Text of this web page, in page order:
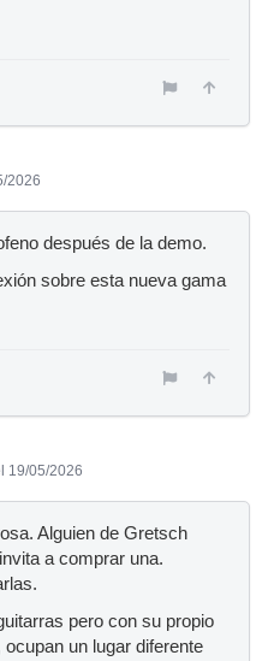
2026
después de la demo.
sobre esta nueva gama
19/05/2026
Alguien de Gretsch
a comprar una.
pero con su propio
un lugar diferente